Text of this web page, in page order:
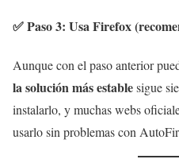
✅ Paso 3: Usa Firefox
Aunque con el paso anterior
la solución más establesigue
instalarlo, y muchas webs
usarlo sin problemas con